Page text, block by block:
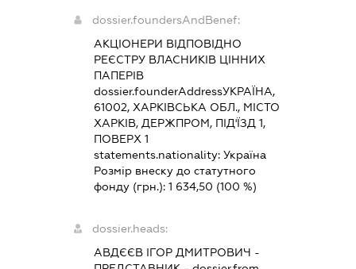
dossier.foundersAndBenef:
АКЦІОНЕРИ ВІДПОВІДНО
РЕЄСТРУ ВЛАСНИКІВ ЦІННИХ
ПАПЕРІВ
dossier.founderAddressУКРАЇНА,
61002, ХАРКІВСЬКА ОБЛ., МІСТО
ХАРКІВ, ДЕРЖПРОМ, ПІД'ЇЗД 1,
ПОВЕРХ 1
statements.nationality:Україна
Розмір внеску до статутного
фонду (грн.):1 634,50 (100 %)
dossier.heads:
АВДЄЄВ ІГОР ДМИТРОВИЧ -